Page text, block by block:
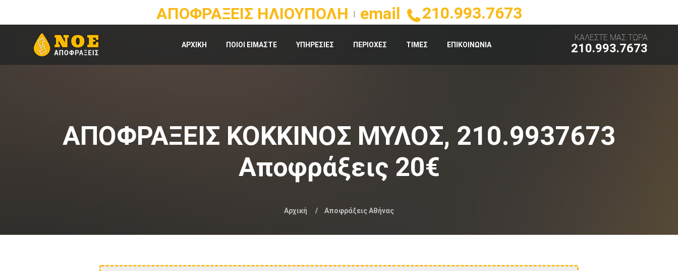
ΑΠΟΦΡΑΞΕΙΣ ΗΛΙΟΥΠΟΛΗ email 210.993.7673
ΑΡΧΙΚΗ ΠΟΙΟΙ ΕΙΜΑΣΤΕ ΥΠΗΡΕΣΙΕΣ ΠΕΡΙΟΧΕΣ ΤΙΜΕΣ ΕΠΙΚΟΙΝΩΝΙΑ
ΚΑΛΕΣΤΕ ΜΑΣ ΤΩΡΑ
210.993.7673
ΑΠΟΦΡΑΞΕΙΣ ΚΟΚΚΙΝΟΣ ΜΥΛΟΣ, 210.9937673
Αποφράξεις 20€
Αρχική Αποφράξεις Αθήνας